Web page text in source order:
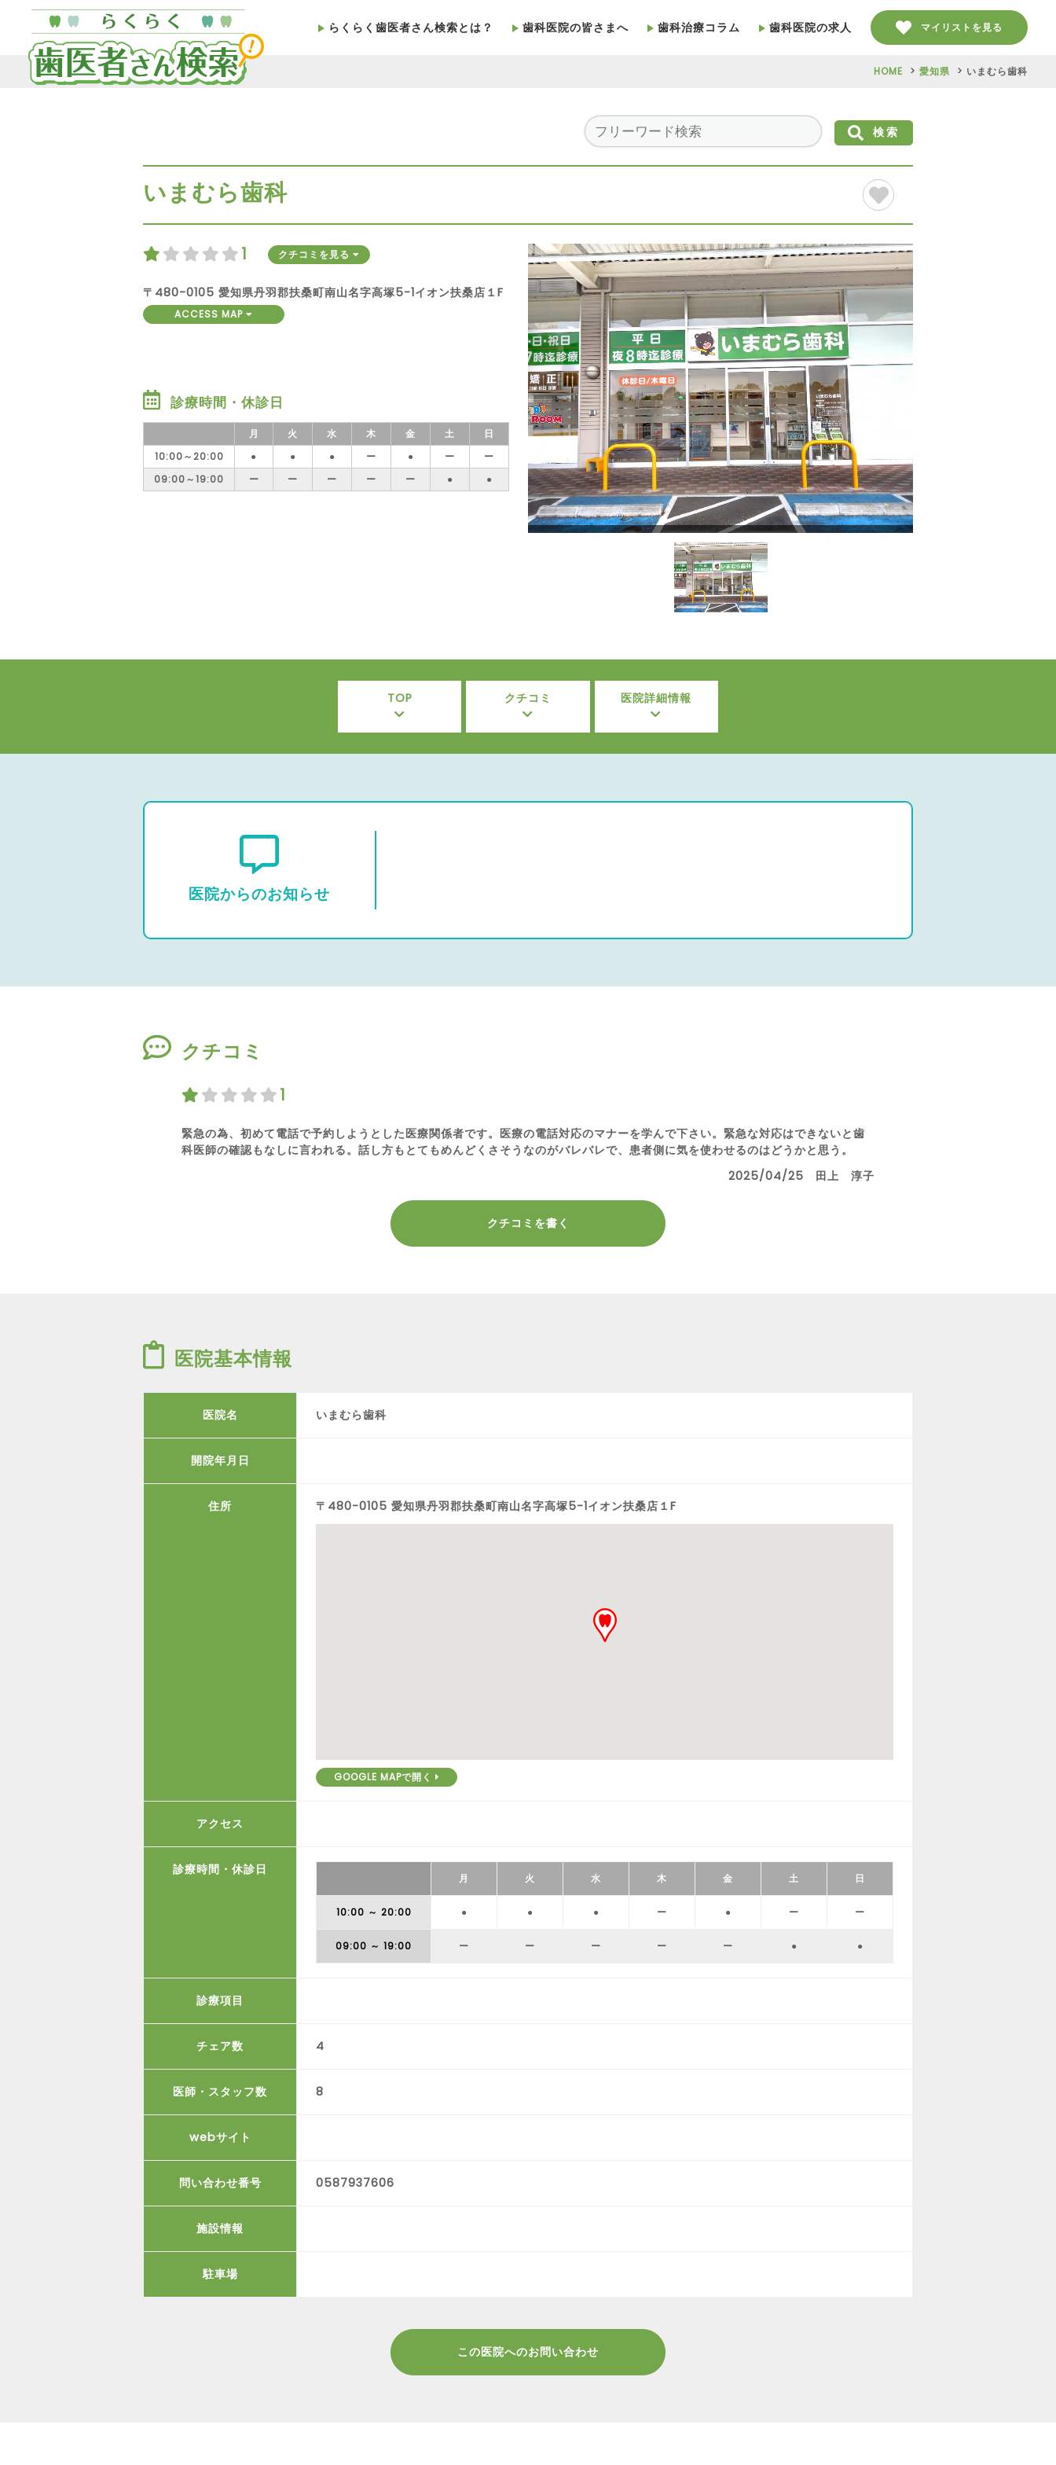
らくらく歯医者さん検索とは？ 歯科医院の皆さまへ 歯科治療コラム 歯科医院の求人 マイリストを見る
HOME 愛知県 いまむら歯科
検索
いまむら歯科
1 クチコミを見る
〒480-0105 愛知県丹羽郡扶桑町南山名字高塚5-1イオン扶桑店１F
ACCESS MAP
診療時間・休診日
月 火 水 木 金 土
日
10:00～20:00
● ● ● ー ● ー
ー
09:00～19:00
ー ー ー ー ー ● ●
TOP クチコミ 医院詳細情報
医院からのお知らせ
クチコミ
1
緊急の為、初めて電話で予約しようとした医療関係者です。医療の電話対応のマナーを学んで下さい。緊急な対応はできないと歯
科医師の確認もなしに言われる。話し方もとてもめんどくさそうなのがバレバレで、患者側に気を使わせるのはどうかと思う。
2025/04/25 田上 淳子
クチコミを書く
医院基本情報
医院名 いまむら歯科
開院年月日
住所 〒480-0105 愛知県丹羽郡扶桑町南山名字高塚5-1イオン扶桑店１F
GOOGLE MAPで開く
アクセス
診療時間・休診日
月 火 水 木 金 土 日
10:00 ～ 20:00 ● ● ● ー ● ー ー
09:00 ～ 19:00 ー ー ー ー ー ● ●
診療項目
チェア数 4
医師・スタッフ数 8
webサイト
問い合わせ番号 0587937606
施設情報
駐車場
この医院へのお問い合わせ